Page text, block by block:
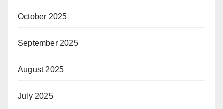
October 2025
September 2025
August 2025
July 2025